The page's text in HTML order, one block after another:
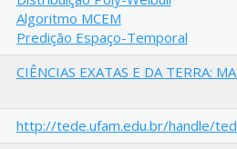
Algoritmo MCEM
Predição Espaço-Temporal
CIÊNCIAS EXATAS E DA TERRA:
http://tede.ufam.edu.br/handle/